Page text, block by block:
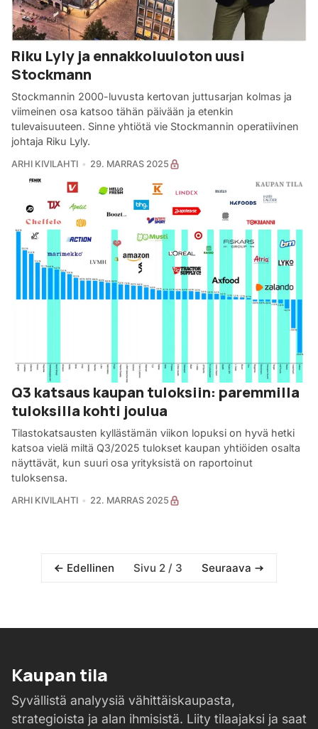
Riku Lyly ja ennakkoluuloton uusi
Stockmann
Stockmannin 2000-luvusta kertovan juttusarjan kolmas ja
viimeinen osa katsoo tähän päivään ja etenkin
tulevaisuuteen. Sinne yhtiötä vie Stockmannin operatiivinen
johtaja Riku Lyly.
ARHI KIVILAHTI 29. MARRAS 2025
Q3 katsaus kaupan tuloksiin: paremmilla
tuloksilla kohti joulua
Tilastokatsausten kyllästämän viikon lopuksi on hyvä hetki
katsoa vielä miltä Q3/2025 tulokset kaupan yhtiöiden osalta
näyttävät, kun suuri osa yrityksistä on raportoinut
tuloksensa.
ARHI KIVILAHTI 22. MARRAS 2025
Edellinen Sivu 2 / 3 Seuraava
Kaupan tila
Syvällistä analyysiä vähittäiskaupasta,
strategioista ja alan ihmisistä. Liity tilaajaksi ja saat